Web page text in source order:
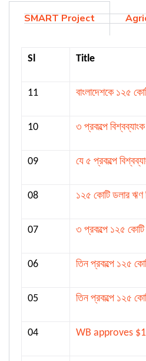
SMART Project
Sl Title
11 বাংলাদেশকে ১২৫
10 ৩ প্রকল্পে
09 যে ৫ প্রকল্পে
08 ১২৫ কোটি ডলার ঋণ
07 ৩ প্রকল্পে ১২৫ কোটি
06 তিন প্রকল্পে ১২৫
05 তিন প্রকল্পে ১২৫
04 WB approves